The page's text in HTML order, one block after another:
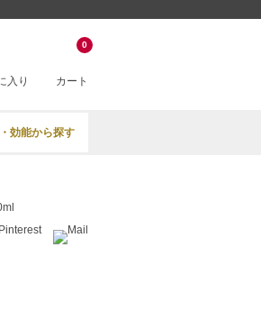
入り カート
0
効能から探す